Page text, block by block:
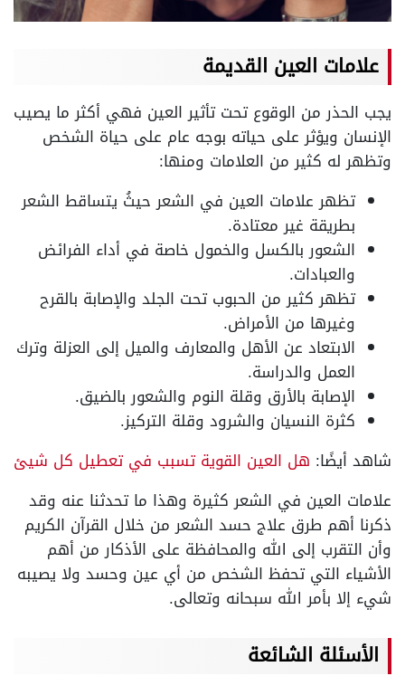
علامات العين القديمة
يجب الحذر من الوقوع تحت تأثير العين فهي أكثر ما يصيب
الإنسان ويؤثر على حياته بوجه عام على حياة الشخص
وتظهر له كثير من العلامات ومنها:
تظهر علامات العين في الشعر حيثُ يتساقط الشعر
بطريقة غير معتادة.
الشعور بالكسل والخمول خاصة في أداء الفرائض
والعبادات.
تظهر كثير من الحبوب تحت الجلد والإصابة بالقرح
وغيرها من الأمراض.
الابتعاد عن الأهل والمعارف والميل إلى العزلة وترك
العمل والدراسة.
الإصابة بالأرق وقلة النوم والشعور بالضيق.
كثرة النسيان والشرود وقلة التركيز.
شاهد أيضًا: هل العين القوية تسبب في تعطيل كل شيئ
علامات العين في الشعر كثيرة وهذا ما تحدثنا عنه وقد
ذكرنا أهم طرق علاج حسد الشعر من خلال القرآن الكريم
وأن التقرب إلى الله والمحافظة على الأذكار من أهم
الأشياء التي تحفظ الشخص من أي عين وحسد ولا يصيبه
شيء إلا بأمر الله سبحانه وتعالى.
الأسئلة الشائعة